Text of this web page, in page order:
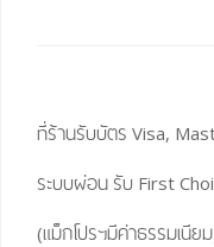
ที่ร้านรับบัตร Visa,
ระบบผ่อน รับ First
(แม็กโปรฯมีค่าธรรมเนีย